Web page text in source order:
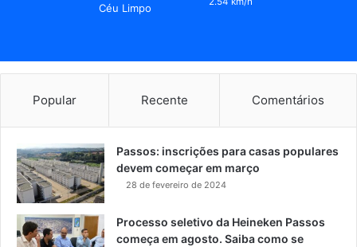
Céu Limpo
Popular Recente Comentários
Passos: inscrições para casas populares
devem começar em março
28 de fevereiro de 2024
Processo seletivo da Heineken Passos
começa em agosto. Saiba como se